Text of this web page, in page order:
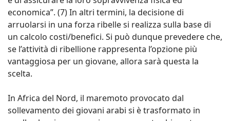
economica”. (7) In altri termini, la decisione di
arruolarsi in una forza ribelle si realizza sulla base di
un calcolo costi/benefici. Si può dunque prevedere che,
se l’attività di ribellione rappresenta l’opzione più
vantaggiosa per un giovane, allora sarà questa la
scelta.
In Africa del Nord, il maremoto provocato dal
sollevamento dei giovani arabi si è trasformato in